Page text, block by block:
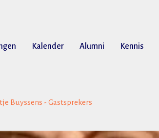
Kalender Alumni Kennis
Buyssens - Gastsprekers